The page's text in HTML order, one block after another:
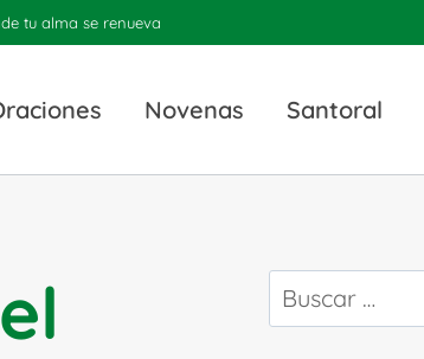
tu alma se renueva
Novenas Santoral
Buscar: